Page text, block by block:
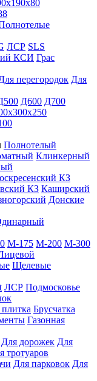
ЛСР SLS
КСИ Грас
перегородок Для
Д600 Д700
Полнотелый
Клинкерный
КЗ
КЗ Каширский
Донские
М-175 М-200 М-300
Щелевые
ЛСР Подмосковье
Брусчатка
Газонная
Для дорожек Для
тротуаров
Для парковок Для